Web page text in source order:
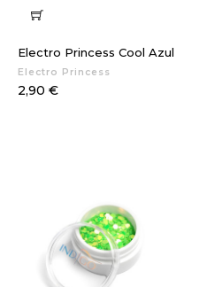
Electro Princess Cool Azul
Electro Princess
Preço
2,90 €